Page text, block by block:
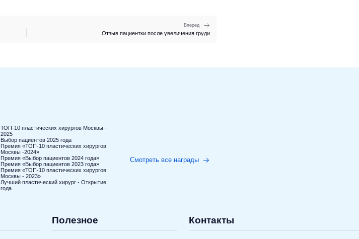
Вперед
Отзыв пациентки после увеличения груди
ТОП-10 пластических хирургов Москвы -
2025
Выбор пациентов 2025 года
Премия «ТОП-10 пластических хирургов
Москвы -2024»
Премия «Выбор пациентов 2024 года»
Премия «Выбор пациентов 2023 года»
Премия «ТОП-10 пластических хирургов
Москвы - 2023»
Лучший пластический хирург - Открытие
года
Смотреть все награды
Полезное Контакты